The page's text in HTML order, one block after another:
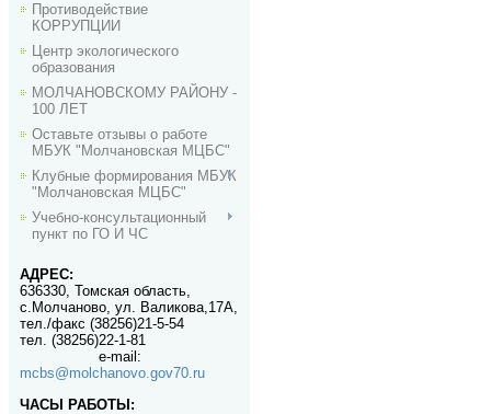
Противодействие
КОРРУПЦИИ
Центр экологического
образования
МОЛЧАНОВСКОМУ РАЙОНУ -
100 ЛЕТ
Оставьте отзывы о работе
МБУК "Молчановская МЦБС"
Клубные формирования МБУК
"Молчановская МЦБС"
Учебно-консультационный
пункт по ГО И ЧС
АДРЕС:
636330, Томская область,
с.Молчаново, ул. Валикова,17А,
тел./факс (38256)21-5-54
тел. (38256)22-1-81
e-mail :
mcbs@molchanovo.gov70.ru
ЧАСЫ РАБОТЫ: